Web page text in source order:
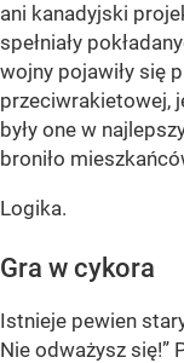
ani kanadyjski
spełniały
wojny pojawiły się
przeciwrakietowej,
były one w
broniło
Logika.
Gra w cykora
Istnieje pewien
Nie odważysz się!”